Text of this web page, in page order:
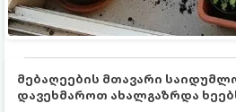
მებაღეების მთავარი
დავეხმაროთ ახალგაზრდა